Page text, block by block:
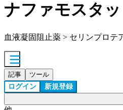
ナファモスタッ
血液凝固阻止薬 > セリンプロテ
記事 ツール
ログイン 新規登録